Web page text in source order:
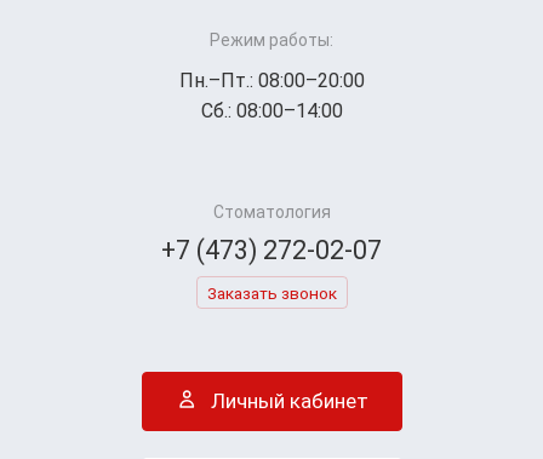
Режим работы:
Пн.–Пт.: 08:00–20:00
Сб.: 08:00–14:00
Стоматология
+7 (473) 272-02-07
Заказать звонок
Личный кабинет